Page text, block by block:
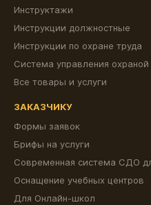
Инструктажи
Инструкции должностные
Инструкции по охране труда
Система управления
Все товары и услуги
ЗАКАЗЧИКУ
Формы заявок
Брифы на услуги
Современная система СДО
Оснащение учебных центров
Для Онлайн-школ